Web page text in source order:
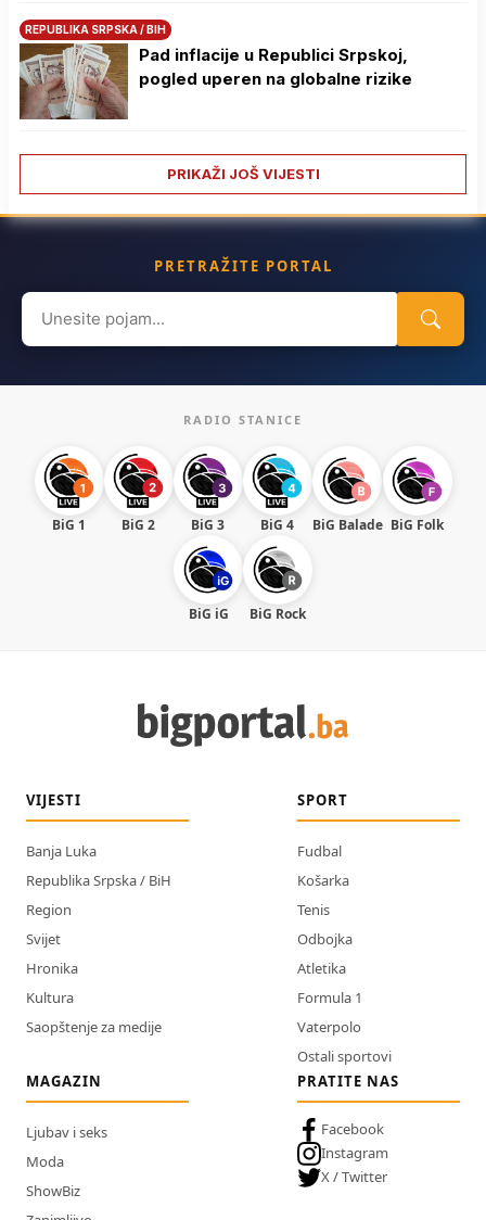
REPUBLIKA SRPSKA / BIH
Pad inflacije u Republici Srpskoj,
pogled uperen na globalne rizike
PRIKAŽI JOŠ VIJESTI
PRETRAŽITE PORTAL
Search
for:
RADIO STANICE
BiG 1 BiG 2 BiG 3 BiG 4 BiG Balade BiG Folk
BiG iG BiG Rock
VIJESTI
Banja Luka
Republika Srpska / BiH
Region
Svijet
Hronika
Kultura
Saopštenje za medije
SPORT
Fudbal
Košarka
Tenis
Odbojka
Atletika
Formula 1
Vaterpolo
Ostali sportovi
MAGAZIN
Ljubav i seks
Moda
ShowBiz
PRATITE NAS
Facebook
Instagram
X / Twitter